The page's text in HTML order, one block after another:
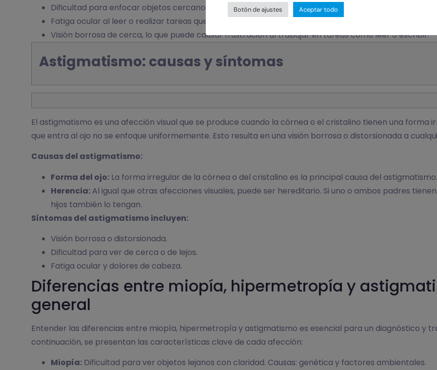
Dificultad para enfocar objetos cercanos.
Fatiga ocular al leer o realizar tareas que requieren una visión cercana.
Visión borrosa de cerca, lo que puede causar frustración al trabajar en tareas como leer o escribir.
Astigmatismo: causas y síntomas
El astigmatismo es una afección visual que se produce cuando la córnea o el cristalino tienen una forma
que entra al ojo no se enfoque uniformemente. Esto resulta en una visión borrosa o distorsionada a
Causas del astigmatismo:
Forma del ojo: La forma irregular de la córnea o del cristalino es la principal causa del astigmatismo.
Herencia: Al igual que otras afecciones visuales, puede ser hereditario. Si uno o ambos padres
hijos también lo tengan.
Síntomas del astigmatismo incluyen:
Visión borrosa o distorsionada.
Dificultad para ver de cerca o de lejos.
Fatiga ocular y dolores de cabeza.
Diferencias entre miopía, hipermetropía y
general
Entender las diferencias entre miopía, hipermetropía y astigmatismo es esencial para un diagnóstico y
continuación, se presentan las características clave de cada afección:
Miopía: Dificultad para ver objetos lejanos con claridad. Causas: genética y factores ambientales.
Botón de ajustes Aceptar todo